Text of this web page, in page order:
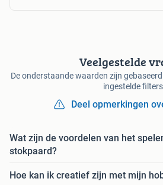
Veelgestelde
De onderstaande waarden zijn
ingestelde filters
Deel opmerkingen
Wat zijn de voordelen van het
stokpaard?
Hoe kan ik creatief zijn met mijn